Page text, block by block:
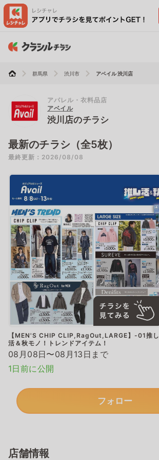
群馬県 渋川市 アベイル 渋川店
アパレル・衣料品店
アベイル
渋川店のチラシ
最新のチラシ（全5枚）
最終更新：2026/08/08
【MEN'S CHIP CLIP,RagOut,LARGE】-01推し
活＆秋モノ！トレンドアイテム！
08月08日〜08月13日まで
1日前に公開
フォロー
店舗情報